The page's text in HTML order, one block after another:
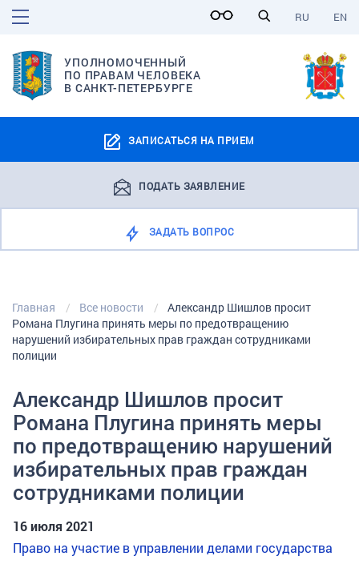
EN
RU
УПОЛНОМОЧЕННЫЙ
ПО ПРАВАМ ЧЕЛОВЕКА
В САНКТ-ПЕТЕРБУРГЕ
ЗАПИСАТЬСЯ НА ПРИЕМ
ПОДАТЬ ЗАЯВЛЕНИЕ
ЗАДАТЬ ВОПРОС
Главная Все новости
Александр Шишлов просит
Романа Плугина принять меры по предотвращению
нарушений избирательных прав граждан сотрудниками
полиции
Александр Шишлов просит
Романа Плугина принять меры
по предотвращению нарушений
избирательных прав граждан
сотрудниками полиции
16 июля 2021
Право на участие в управлении делами государства